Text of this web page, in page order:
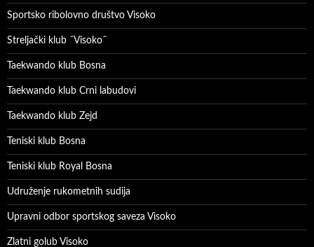
Sportsko ribolovno društvo Visoko
Streljački klub ˝Visoko˝
Taekwando klub Bosna
Taekwando klub Crni labudovi
Taekwando klub Zejd
Teniski klub Bosna
Teniski klub Royal Bosna
Udruženje rukometnih sudija
Upravni odbor sportskog saveza Visoko
Zlatni golub Visoko